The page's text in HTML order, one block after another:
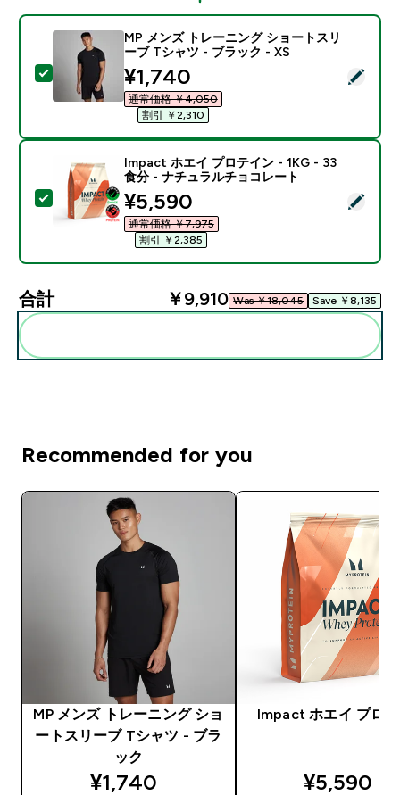
この商品を選択 - MP メンズ トレーニング ショート
MP メンズ トレーニング ショートスリ
ーブ Tシャツ - ブラック - XS
discounted price
¥1,740‎
通常価格 ￥4,050‎
割引 ￥2,310‎
この商品を選択 - Impact ホエイ プロテイン - 1KG -
Impact ホエイ プロテイン - 1KG - 33
食分 - ナチュラルチョコレート
discounted price
¥5,590‎
通常価格 ￥7,975‎
割引 ￥2,385‎
合計 ￥9,910‎ Was ￥18,045‎ Save ￥8,135‎
Recommended for you
MP メンズ トレーニング ショ
ートスリーブ Tシャツ - ブラ
ック
discounted price
¥1,740‎
Impact ホエイ プロ
¥5,590‎